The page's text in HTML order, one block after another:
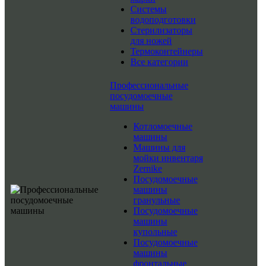
Системы
водоподготовки
Стерилизаторы
для ножей
Термоконтейнеры
Все категории
Профессиональные
посудомоечные
машины
Котломоечные
машины
Машины для
мойки инвентаря
Zernike
Посудомоечные
машины
гранульные
Посудомоечные
машины
купольные
Посудомоечные
машины
фронтальные